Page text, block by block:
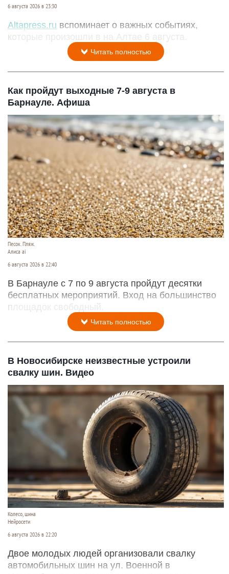
6 августа 2026 в 23:30
Altapress.ru вспоминает о важных событиях,
которые произошли в на Алтае 6 августа.
Читать полностью
Как пройдут выходные 7-9 августа в
Барнауле. Афиша
Песок. Пляж.
Алиса ai
6 августа 2026 в 22:40
В Барнауле с 7 по 9 августа пройдут десятки
бесплатных мероприятий. Вход на большинство
площадок свободный.
Читать полностью
В Новосибирске неизвестные устроили
свалку шин. Видео
Колесо, шина
Нейросети
6 августа 2026 в 22:20
Двое молодых людей организовали свалку
автомобильных шин на ул. Военной в